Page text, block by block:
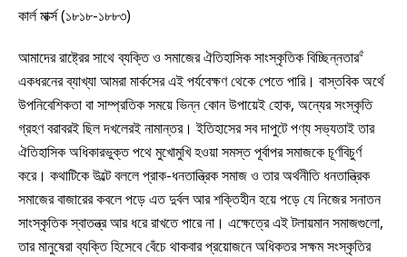
কার্ল মার্ক্স (১৮১৮-১৮৮৩)
আমাদের রাষ্ট্রের সাথে ব্যক্তি ও সমাজের ঐতিহাসিক সাংস্কৃতিক বিচ্ছিন্নতার৫
একধরনের ব্যাখ্যা আমরা মার্কসের এই পর্যবেক্ষণ থেকে পেতে পারি। বাস্তবিক অর্থে
উপনিবেশিকতা বা সাম্প্রতিক সময়ে ভিন্ন কোন উপায়েই হোক, অন্যের সংস্কৃতি
গ্রহণ বরাবরই ছিল দখলেরই নামান্তর। ইতিহাসের সব দাপুটে পণ্য সভ্যতাই তার
ঐতিহাসিক অধিকারভুক্ত পথে মুখোমুখি হওয়া সমস্ত পূর্বাপর সমাজকে চূর্ণবিচুর্ণ
করে। কথাটিকে উল্টে বললে প্রাক-ধনতান্ত্রিক সমাজ ও তার অর্থনীতি ধনতান্ত্রিক
সমাজের বাজারের কবলে পড়ে এত দুর্বল আর শক্তিহীন হয়ে পড়ে যে নিজের সনাতন
সাংস্কৃতিক স্বাতন্ত্র আর ধরে রাখতে পারে না। এক্ষেত্রে এই টলায়মান সমাজগুলো,
তার মানুষেরা ব্যক্তি হিসেবে বেঁচে থাকবার প্রয়োজনে অধিকতর সক্ষম সংস্কৃতির